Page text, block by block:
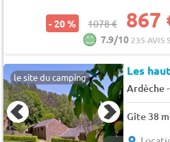
- 20 % 1078 € 867
7.9/10 235 AVIS
le site du camping Les
Ardèche